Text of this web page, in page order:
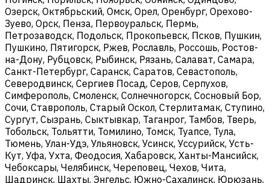
Озерск, Октябрьский, Омск, Орел, Оренбург, Орехово-
Зуево, Орск, Пенза, Первоуральск, Пермь,
Петрозаводск, Подольск, Прокопьевск, Псков, Пушкин,
Пушкино, Пятигорск, Ржев, Рославль, Россошь, Ростов-
на-Дону, Рубцовск, Рыбинск, Рязань, Салават, Самара,
Санкт-Петербург, Саранск, Саратов, Севастополь,
Северодвинск, Сергиев Посад, Серов, Серпухов,
Симферополь, Смоленск, Солнечногорск, Сосновый Бор,
Сочи, Ставрополь, Старый Оскол, Стерлитамак, Ступино,
Сургут, Сызрань, Сыктывкар, Таганрог, Тамбов, Тверь,
Тобольск, Тольятти, Томилино, Томск, Туапсе, Тула,
Тюмень, Улан-Удэ, Ульяновск, Усинск, Уссурийск, Усть-
Кут, Уфа, Ухта, Феодосия, Хабаровск, Ханты-Мансийск,
Чебоксары, Челябинск, Череповец, Чехов, Чита,
Шадринск, Шахты, Энгельс, Южно-Сахалинск, Юрюзань,